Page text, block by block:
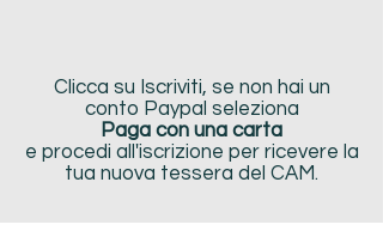
Clicca su Iscriviti, se non hai un
conto Paypal seleziona
Paga con una carta
e procedi all'iscrizione per ricevere la
tua nuova tessera del CAM.